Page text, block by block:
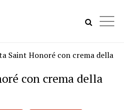
Saint Honoré con crema della
con crema della